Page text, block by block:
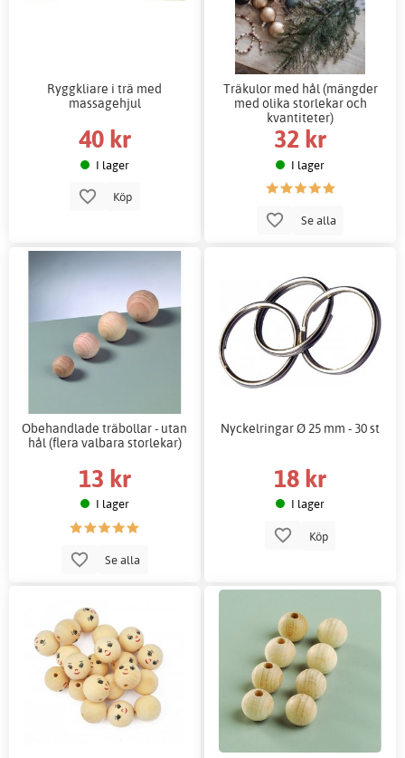
Ryggkliare i trä med
massagehjul
40 kr
I lager
Köp
Träkulor med hål (mängder
med olika storlekar och
kvantiteter)
32 kr
I lager
Se alla
Obehandlade träbollar - utan
hål (flera valbara storlekar)
13 kr
I lager
Se alla
Nyckelringar Ø 25 mm - 30 st
18 kr
I lager
Köp